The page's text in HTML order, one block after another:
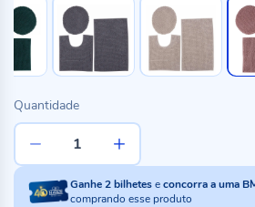
Quantidade
Ganhe2bilheteseconcorra a uma
comprando esse produto